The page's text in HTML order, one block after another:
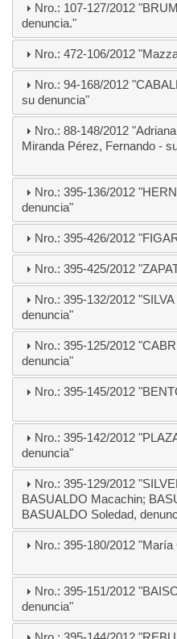
Nro.: 107-127/2012
denuncia."
Nro.: 472-106/2012
Nro.: 94-168/2012
su denuncia"
Nro.: 88-148/2012
Miranda Pérez, Fernando -
Nro.: 395-136/2012
denuncia"
Nro.: 395-426/2012
Nro.: 395-425/2012
Nro.: 395-132/2012
denuncia"
Nro.: 395-125/2012
denuncia"
Nro.: 395-145/2012
Nro.: 395-142/2012
denuncia"
Nro.: 395-129/2012
BASUALDO Macachin;
BASUALDO Soledad,
Nro.: 395-180/2012
Nro.: 395-151/2012
denuncia"